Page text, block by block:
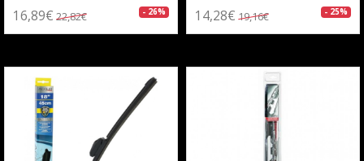
16,89€ 22,82€ - 26% 14,28€ 19,16€ - 25%